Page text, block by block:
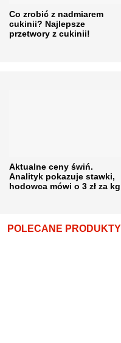
Co zrobić z nadmiarem
cukinii? Najlepsze
przetwory z cukinii!
Aktualne ceny świń.
Analityk pokazuje stawki,
hodowca mówi o 3 zł za kg
POLECANE PRODUKTY